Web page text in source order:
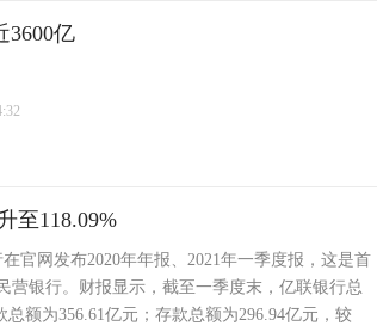
3600亿
至118.09%
官网发布2020年年报、2021年一季度报，这是首
营银行。财报显示，截至一季度末，亿联银行总
总额为356.61亿元；存款总额为296.94亿元，较